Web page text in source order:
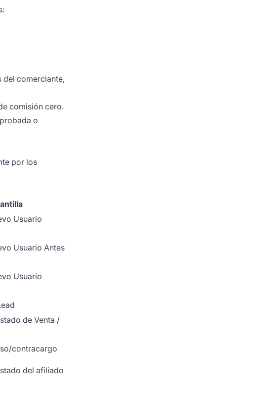
del comerciante,
comisión cero.
o
por los
Usuario
Usuario Antes
Usuario
de Venta /
contracargo
del afiliado